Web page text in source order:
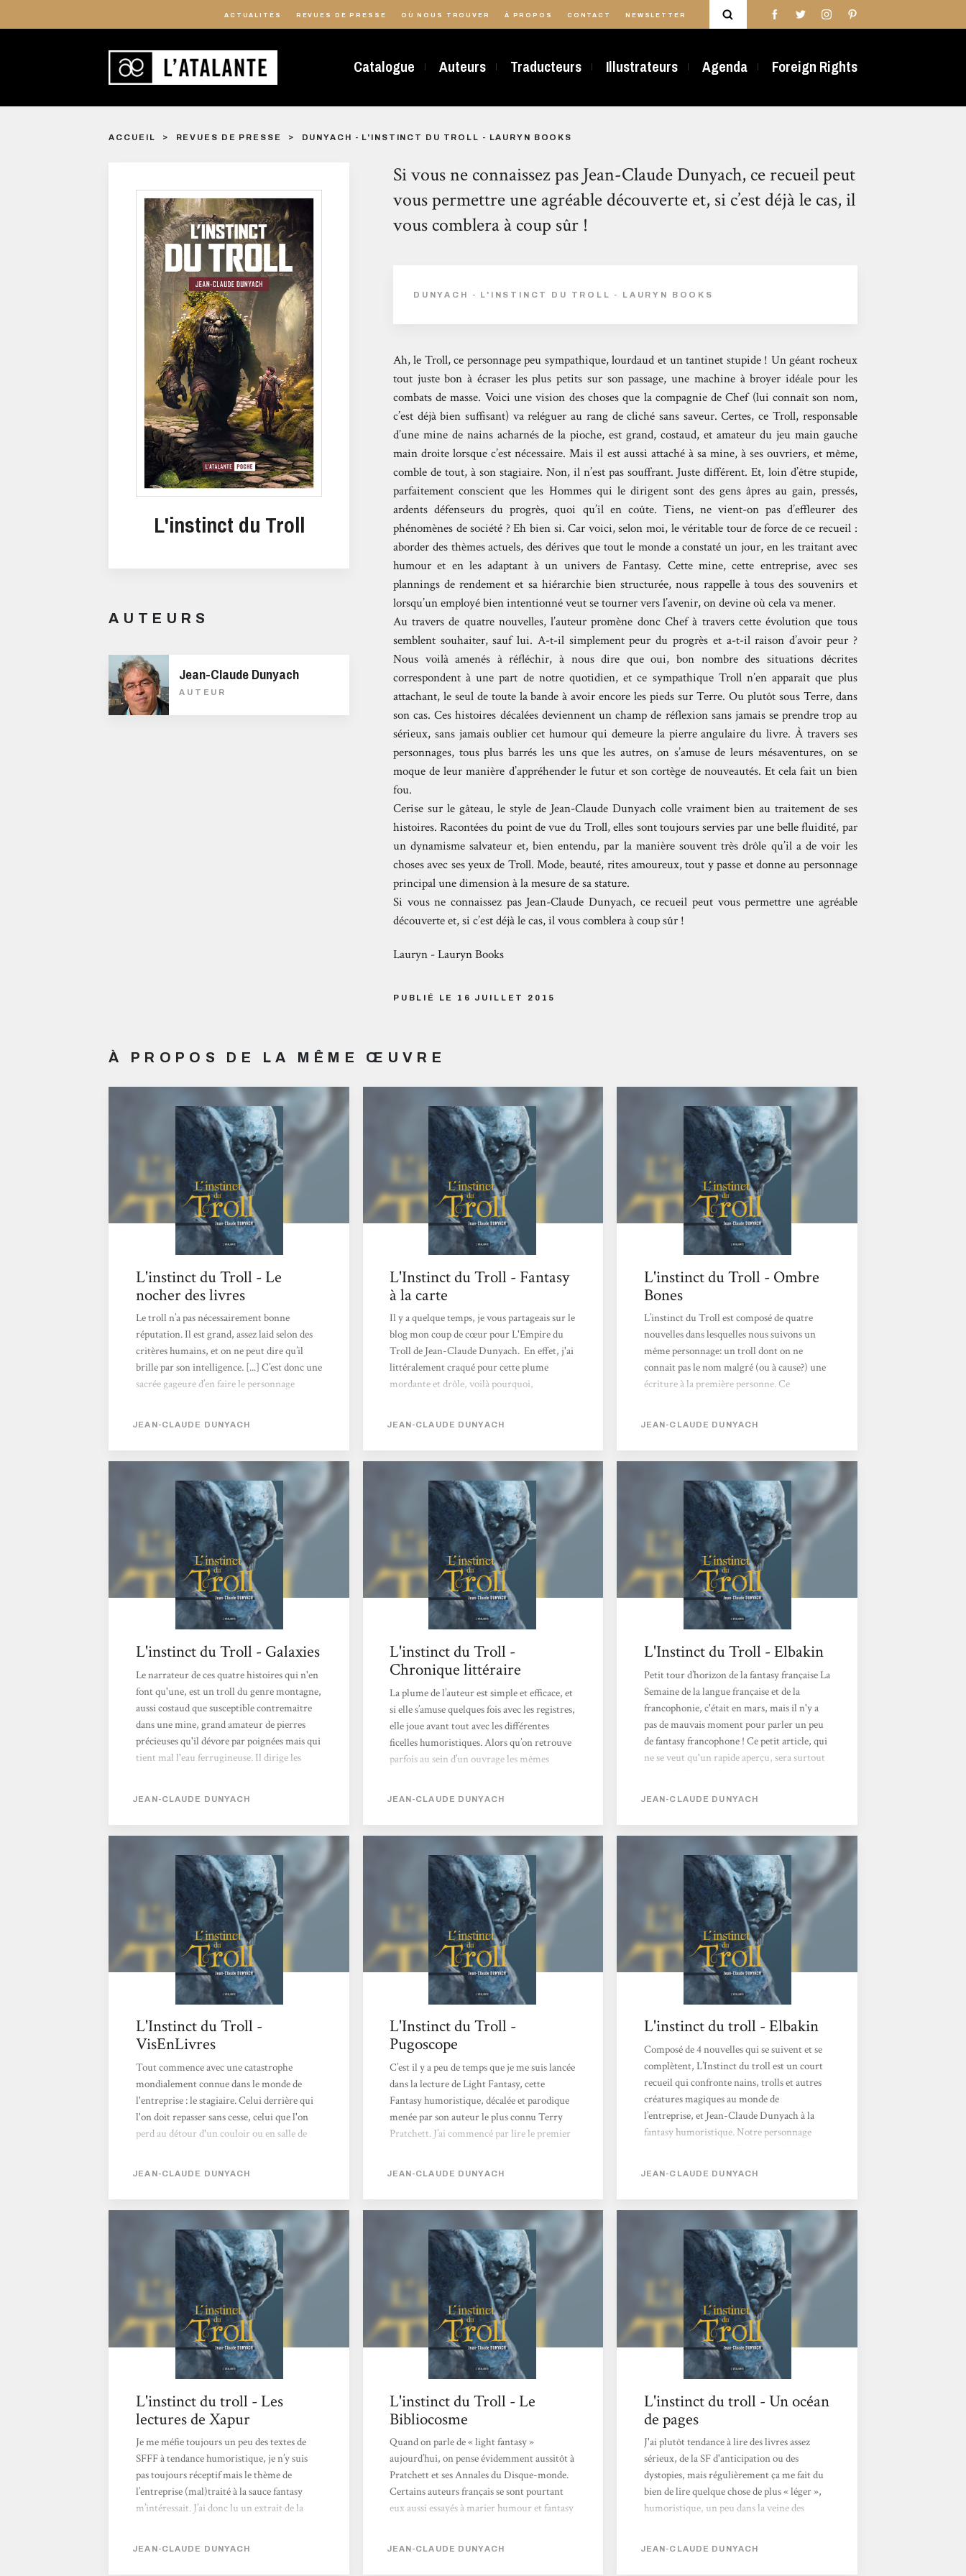
ACTUALITÉS REVUES DE PRESSE OÙ NOUS TROUVER À PROPOS CONTACT NEWSLETTER
Catalogue Auteurs Traducteurs Illustrateurs Agenda Foreign Rights
ACCUEIL REVUES DE PRESSE DUNYACH - L'INSTINCT DU TROLL - LAURYN BOOKS
L'instinct du Troll
AUTEURS
Jean-Claude Dunyach
AUTEUR
Si vous ne connaissez pas Jean-Claude Dunyach, ce recueil peut
vous permettre une agréable découverte et, si c’est déjà le cas, il
vous comblera à coup sûr !
DUNYACH - L'INSTINCT DU TROLL - LAURYN BOOKS
Ah, le Troll, ce personnage peu sympathique, lourdaud et un tantinet stupide ! Un géant rocheux
tout juste bon à écraser les plus petits sur son passage, une machine à broyer idéale pour les
combats de masse. Voici une vision des choses que la compagnie de Chef (lui connaît son nom,
c’est déjà bien suffisant) va reléguer au rang de cliché sans saveur. Certes, ce Troll, responsable
d’une mine de nains acharnés de la pioche, est grand, costaud, et amateur du jeu main gauche
main droite lorsque c’est nécessaire. Mais il est aussi attaché à sa mine, à ses ouvriers, et même,
comble de tout, à son stagiaire. Non, il n’est pas souffrant. Juste différent. Et, loin d’être stupide,
parfaitement conscient que les Hommes qui le dirigent sont des gens âpres au gain, pressés,
ardents défenseurs du progrès, quoi qu’il en coûte. Tiens, ne vient-on pas d’effleurer des
phénomènes de société ? Eh bien si. Car voici, selon moi, le véritable tour de force de ce recueil :
aborder des thèmes actuels, des dérives que tout le monde a constaté un jour, en les traitant avec
humour et en les adaptant à un univers de Fantasy. Cette mine, cette entreprise, avec ses
plannings de rendement et sa hiérarchie bien structurée, nous rappelle à tous des souvenirs et
lorsqu’un employé bien intentionné veut se tourner vers l’avenir, on devine où cela va mener.
Au travers de quatre nouvelles, l’auteur promène donc Chef à travers cette évolution que tous
semblent souhaiter, sauf lui. A-t-il simplement peur du progrès et a-t-il raison d’avoir peur ?
Nous voilà amenés à réfléchir, à nous dire que oui, bon nombre des situations décrites
correspondent à une part de notre quotidien, et ce sympathique Troll n’en apparaît que plus
attachant, le seul de toute la bande à avoir encore les pieds sur Terre. Ou plutôt sous Terre, dans
son cas. Ces histoires décalées deviennent un champ de réflexion sans jamais se prendre trop au
sérieux, sans jamais oublier cet humour qui demeure la pierre angulaire du livre. À travers ses
personnages, tous plus barrés les uns que les autres, on s’amuse de leurs mésaventures, on se
moque de leur manière d’appréhender le futur et son cortège de nouveautés. Et cela fait un bien
fou.
Cerise sur le gâteau, le style de Jean-Claude Dunyach colle vraiment bien au traitement de ses
histoires. Racontées du point de vue du Troll, elles sont toujours servies par une belle fluidité, par
un dynamisme salvateur et, bien entendu, par la manière souvent très drôle qu’il a de voir les
choses avec ses yeux de Troll. Mode, beauté, rites amoureux, tout y passe et donne au personnage
principal une dimension à la mesure de sa stature.
Si vous ne connaissez pas Jean-Claude Dunyach, ce recueil peut vous permettre une agréable
découverte et, si c’est déjà le cas, il vous comblera à coup sûr !
Lauryn - Lauryn Books
PUBLIÉ LE 16 JUILLET 2015
À PROPOS DE LA MÊME ŒUVRE
L'instinct du Troll - Le
nocher des livres
Le troll n’a pas nécessairement bonne
réputation. Il est grand, assez laid selon des
critères humains, et on ne peut dire qu’il
brille par son intelligence. [...] C’est donc une
sacrée gageure d’en faire le personnage
son troll. Du troll en général Si l’on s’appuie
sur la bible du bestiaire de la fantasy, j’ai
nommé, Le Seigneur des anneaux, de sa
majesté J.R.R. Tolkien, le troll est
effectivement une grande bestiole assez
hideuse. [...] Et Jean-Claude...
JEAN-CLAUDE DUNYACH
L'Instinct du Troll - Fantasy
à la carte
Il y a quelque temps, je vous partageais sur le
blog mon coup de cœur pour L'Empire du
Troll de Jean-Claude Dunyach. En effet, j'ai
littéralement craqué pour cette plume
mordante et drôle, voilà pourquoi,
les tribulations d'un Troll, un tantinet
désabusé, mais qui fait bien souvent contre
mauvaise fortune bon cœur. Quand on est
contremaître dans une mine et que l'on doit
encadrer toute une équipe de nains, on n'est
déjà que trop occupé....
JEAN-CLAUDE DUNYACH
L'instinct du Troll - Ombre
Bones
L’instinct du Troll est composé de quatre
nouvelles dans lesquelles nous suivons un
même personnage: un troll dont on ne
connait pas le nom malgré (ou à cause?) une
écriture à la première personne. Ce
système administratif et surtout, de ses
dérives. La seconde nouvelle se centre
davantage sur la dépendance de l’humain à la
technologie avec des clins d’œil habillement
glissés de ci, de là, à la popculture. La
troisième...
JEAN-CLAUDE DUNYACH
L'instinct du Troll - Galaxies
Le narrateur de ces quatre histoires qui n'en
font qu'une, est un troll du genre montagne,
aussi costaud que susceptible contremaître
dans une mine, grand amateur de pierres
précieuses qu'il dévore par poignées mais qui
tient mal l'eau ferrugineuse. Il dirige les
bureaucrate et pointilleux, pervers comme
tous les humains, lui confie parfois des
missions lointaines utiles à sa gestion de
prospecteur minier. Cette fois, il ne trouve
rien de mieux, en l'envoyant calmer les
ardeurs belliqueuses d'un nécromant, que...
JEAN-CLAUDE DUNYACH
L'instinct du Troll -
Chronique littéraire
La plume de l’auteur est simple et efficace, et
si elle s’amuse quelques fois avec les registres,
elle joue avant tout avec les différentes
ficelles humoristiques. Alors qu’on retrouve
parfois au sein d’un ouvrage les mêmes
évite l’effet de redondance, mais aussi
l’impression de forcer le rire du lectorat. A ce
titre, je remercie l’auteur de la discrétion
avec laquelle il insère la plupart de ses
références...
JEAN-CLAUDE DUNYACH
L'Instinct du Troll - Elbakin
Petit tour d’horizon de la fantasy française La
Semaine de la langue française et de la
francophonie, c'était en mars, mais il n'y a
pas de mauvais moment pour parler un peu
de fantasy francophone ! Ce petit article, qui
ne se veut qu'un rapide aperçu, sera surtout
références et venir nous parler de fantasy
française, suisse, québécoise ou belge, autant
que de fantasy malienne, malgache,
haïtienne... Quelques suggestions de lectures
francophones ! La fantasy en France
(histoire...
JEAN-CLAUDE DUNYACH
L'Instinct du Troll -
VisEnLivres
Tout commence avec une catastrophe
mondialement connue dans le monde de
l'entreprise : le stagiaire. Celui derrière qui
l'on doit repasser sans cesse, celui que l'on
perd au détour d'un couloir ou en salle de
nourrir, lui apprendre la vie et faire en sorte
qu'il se taise le plus possible. Et bien tout part
de là, dans l'instinct du Troll. Ce stagiaire
qui va en faire voir des vertes et des pas
mûres à notre héro (Héro ? Vraiment ?) : un
Troll. Un vrai de vrai, gros, pataud, pas des
plus futés.Et nous voici...
JEAN-CLAUDE DUNYACH
L'Instinct du Troll -
Pugoscope
C’est il y a peu de temps que je me suis lancée
dans la lecture de Light Fantasy, cette
Fantasy humoristique, décalée et parodique
menée par son auteur le plus connu Terry
Pratchett. J’ai commencé par lire le premier
son humour anglais. Puis c’est au festival des
Imaginales 2018 que j’ai découvert Jean-
Claude Dunyach, un auteur français qui
nous a fait mourir de rire avec ses anecdotes
sur le monde du travail aux côtés de John
Lang lors de la conférence « Et...
JEAN-CLAUDE DUNYACH
L'instinct du troll - Elbakin
Composé de 4 nouvelles qui se suivent et se
complètent, L’Instinct du troll est un court
recueil qui confronte nains, trolls et autres
créatures magiques au monde de
l’entreprise, et Jean-Claude Dunyach à la
fantasy humoristique. Notre personnage
tout ceci n’est pas de tout repos : au
programme, directives à donner ou à suivre,
plannings prévisionnels et notes de frais,
qu’il faut transmettre au service concerné. Il
faut également composer avec la hiérarchie...
JEAN-CLAUDE DUNYACH
L'instinct du troll - Les
lectures de Xapur
Je me méfie toujours un peu des textes de
SFFF à tendance humoristique, je n’y suis
pas toujours réceptif mais le thème de
l’entreprise (mal)traité à la sauce fantasy
m’intéressait. J’ai donc lu un extrait de la
JEAN-CLAUDE DUNYACH
L'instinct du Troll - Le
Bibliocosme
Quand on parle de « light fantasy »
aujourd’hui, on pense évidemment aussitôt à
Pratchett et ses Annales du Disque-monde.
Certains auteurs français se sont pourtant
eux aussi essayés à marier humour et fantasy
JEAN-CLAUDE DUNYACH
L'instinct du troll - Un océan
de pages
J'ai plutôt tendance à lire des livres assez
sérieux, de la SF d'anticipation ou des
dystopies, mais régulièrement ça me fait du
bien de lire quelque chose de plus « léger »,
humoristique, un peu dans la veine des
JEAN-CLAUDE DUNYACH